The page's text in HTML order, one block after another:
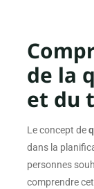
de la
et du
Le concept de
dans la
personnes
comprendre